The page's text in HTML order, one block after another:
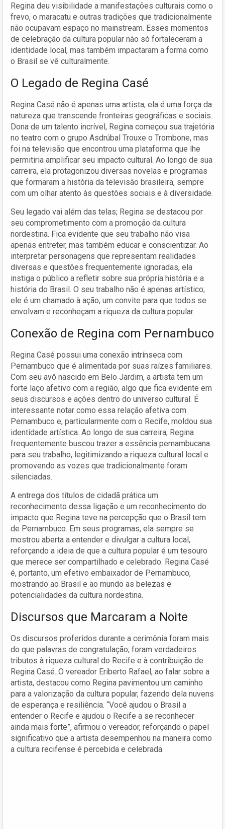
Regina deu visibilidade a manifestações culturais como o
frevo, o maracatu e outras tradições que tradicionalmente
não ocupavam espaço no mainstream. Esses momentos
de celebração da cultura popular não só fortaleceram a
identidade local, mas também impactaram a forma como
o Brasil se vê culturalmente.
O Legado de Regina Casé
Regina Casé não é apenas uma artista; ela é uma força da
natureza que transcende fronteiras geográficas e sociais.
Dona de um talento incrível, Regina começou sua trajetória
no teatro com o grupo Asdrúbal Trouxe o Trombone, mas
foi na televisão que encontrou uma plataforma que lhe
permitiria amplificar seu impacto cultural. Ao longo de sua
carreira, ela protagonizou diversas novelas e programas
que formaram a história da televisão brasileira, sempre
com um olhar atento às questões sociais e à diversidade.
Seu legado vai além das telas; Regina se destacou por
seu comprometimento com a promoção da cultura
nordestina. Fica evidente que seu trabalho não visa
apenas entreter, mas também educar e conscientizar. Ao
interpretar personagens que representam realidades
diversas e questões frequentemente ignoradas, ela
instiga o público a refletir sobre sua própria história e a
história do Brasil. O seu trabalho não é apenas artístico;
ele é um chamado à ação, um convite para que todos se
envolvam e reconheçam a riqueza da cultura popular.
Conexão de Regina com Pernambuco
Regina Casé possui uma conexão intrínseca com
Pernambuco que é alimentada por suas raízes familiares.
Com seu avô nascido em Belo Jardim, a artista tem um
forte laço afetivo com a região, algo que fica evidente em
seus discursos e ações dentro do universo cultural. É
interessante notar como essa relação afetiva com
Pernambuco e, particularmente com o Recife, moldou sua
identidade artística. Ao longo de sua carreira, Regina
frequentemente buscou trazer a essência pernambucana
para seu trabalho, legitimizando a riqueza cultural local e
promovendo as vozes que tradicionalmente foram
silenciadas.
A entrega dos títulos de cidadã prática um
reconhecimento dessa ligação e um reconhecimento do
impacto que Regina teve na percepção que o Brasil tem
de Pernambuco. Em seus programas, ela sempre se
mostrou aberta a entender e divulgar a cultura local,
reforçando a ideia de que a cultura popular é um tesouro
que merece ser compartilhado e celebrado. Regina Casé
é, portanto, um efetivo embaixador de Pernambuco,
mostrando ao Brasil e ao mundo as belezas e
potencialidades da cultura nordestina.
Discursos que Marcaram a Noite
Os discursos proferidos durante a cerimônia foram mais
do que palavras de congratulação; foram verdadeiros
tributos à riqueza cultural do Recife e à contribuição de
Regina Casé. O vereador Eriberto Rafael, ao falar sobre a
artista, destacou como Regina pavimentou um caminho
para a valorização da cultura popular, fazendo dela nuvens
de esperança e resiliência. “Você ajudou o Brasil a
entender o Recife e ajudou o Recife a se reconhecer
ainda mais forte”, afirmou o vereador, reforçando o papel
significativo que a artista desempenhou na maneira como
a cultura recifense é percebida e celebrada.